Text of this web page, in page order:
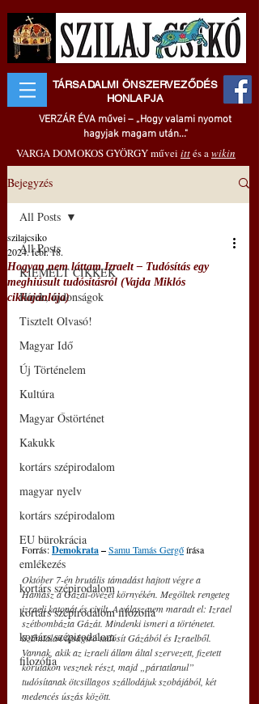
TÁRSADALMI ÖNSZERVEZŐDÉS
HONLAPJA
VERZÁR ÉVA művei – „Hogy valami nyomot
hagyjak magam után..."
VARGA DOMOKOS GYÖRGY művei ittés awikin
Bejegyzés
All Posts
KIEMELT CIKKEK
Hírek, újdonságok
Tisztelt Olvasó!
Magyar Idő
Új Történelem
Kultúra
Magyar Őstörténet
Kakukk
kortárs szépirodalom
magyar nyelv
kortárs szépirodalom
EU bürokrácia
emlékezés
kortárs szépirodalom
kortárs szépirodalom filozófia
kortárs szépirodalom
filozófia
All Posts
Hogyan nem láttam Izraelt – Tudósítás egy
meghiúsult tudósításról (Vajda Miklós
cikkajánlója)
szilajcsiko
2024. febr. 18.
Forrás:Demokrata – Samu Tamás Gergő írása
Október 7-én brutális támadást hajtott végre a
Hamász a Gázai-övezet környékén. Megöltek rengeteg
izraeli katonát és civilt. A válasz nem maradt el: Izrael
szétbombázta Gázát. Mindenki ismeri a történetet.
Számtalan újságíró tudósít Gázából és Izraelből.
Vannak, akik az izraeli állam által szervezett, fizetett
körutakon vesznek részt, majd „pártatlanul”
tudósítanak ötcsillagos szállodájuk szobájából, két
medencés úszás között.